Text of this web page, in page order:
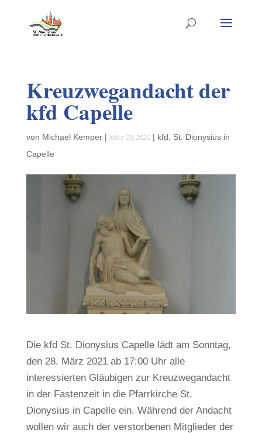
Kreuzwegandacht der
kfd Capelle
von Michael Kemper| März 20, 2021 | kfd
St. Dionysius in
Capelle
Die kfd St. Dionysius Capelle lädt am Sonntag,
den 28. März 2021 ab 17:00 Uhr alle
interessierten Gläubigen zur Kreuzwegandacht
in der Fastenzeit in die Pfarrkirche St.
Dionysius in Capelle ein. Während der Andacht
wollen wir auch der verstorbenen Mitglieder der